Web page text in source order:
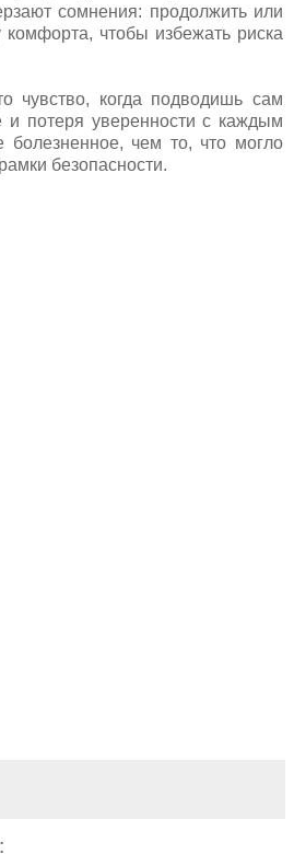
сомнения: продолжить или
комфорта, чтобы избежать риска
чувство, когда подводишь сам
и потеря уверенности с каждым
болезненное, чем то, что могло
безопасности.